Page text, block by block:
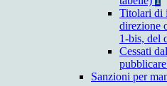
Titolari di
direzione
1-bis, del
Cessati
Sanzioni per